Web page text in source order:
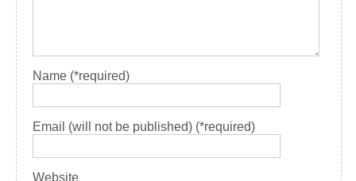
Name (*required)
Email (will not be published) (*required)
Website